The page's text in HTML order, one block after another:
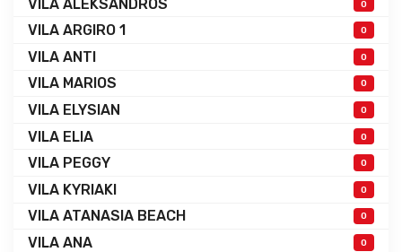
VILA ALEKSANDROS 0
VILA ARGIRO 1 0
VILA ANTI 0
VILA MARIOS 0
VILA ELYSIAN 0
VILA ELIA 0
VILA PEGGY 0
VILA KYRIAKI 0
VILA ATANASIA BEACH 0
VILA ANA 0